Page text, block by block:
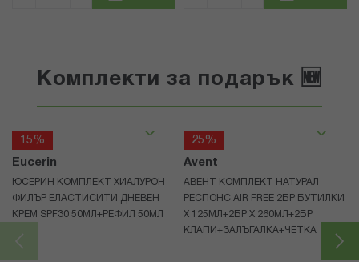
Комплекти за подарък 🆕
15%
Eucerin
ЮСЕРИН КОМПЛЕКТ ХИАЛУРОН
ФИЛЪР ЕЛАСТИСИТИ ДНЕВЕН
КРЕМ SPF30 50МЛ+РЕФИЛ 50МЛ
25%
Avent
АВЕНТ КОМПЛЕКТ НАТУРАЛ
РЕСПОНС AIR FREE 2БР БУТИЛКИ
Х 125МЛ+2БР Х 260МЛ+2БР
КЛАПИ+ЗАЛЪГАЛКА+ЧЕТКА